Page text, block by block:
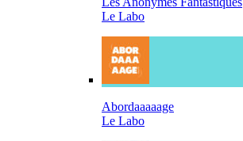
Le Labo
Abordaaaaage
Le Labo